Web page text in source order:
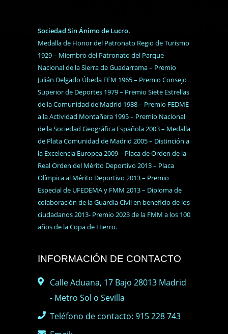
Sociedad Sin Ánimo de Lucro.
Medalla de Honor del Patronato Regio de Turismo
1929 – Miembro del Patronato del Parque
Nacional de la Sierra de Guadarrama – Premio
Julián Delgado Úbeda FEM 1965 – Premio Consejo
Superior de Deportes 1979 – Premio Siete Estrellas
de la Comunidad de Madrid 1988 – Premio FEDME
a la Actividad Montañera 1995 – Premio Nacional
de la Sociedad Geográfica Española 2003 – Medalla
de Plata Comunidad de Madrid 2005 – Distinción a
la Excelencia Europea 2009 – Placa de Orden de la
Real Orden del Mérito Deportivo 2013 – Placa
Olímpica al Mérito Deportivo 2013 – Premio
Especial de UFEDEMA y FMM 2013 – Diploma de
colaboración de la Guardia Civil en beneficio de los
ciudadanos 2013- Premio 2023 de la FMM a los 100
años de la Copa de Hierro.
INFORMACIÓN DE CONTACTO
Calle Aduana, 17 Bajo 28013 Madrid
- Metro Sol o Sevilla
Teléfono de contacto: 915 228 743